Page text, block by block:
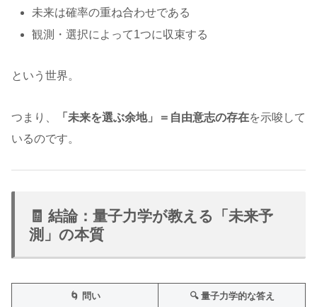
未来は確率の重ね合わせである
観測・選択によって1つに収束する
という世界。
つまり、 「未来を選ぶ余地」＝自由意志の存在を示唆して
いるのです。
🧾 結論：量子力学が教える「未来予
測」の本質
🌀 問い 🔍 量子力学的な答え